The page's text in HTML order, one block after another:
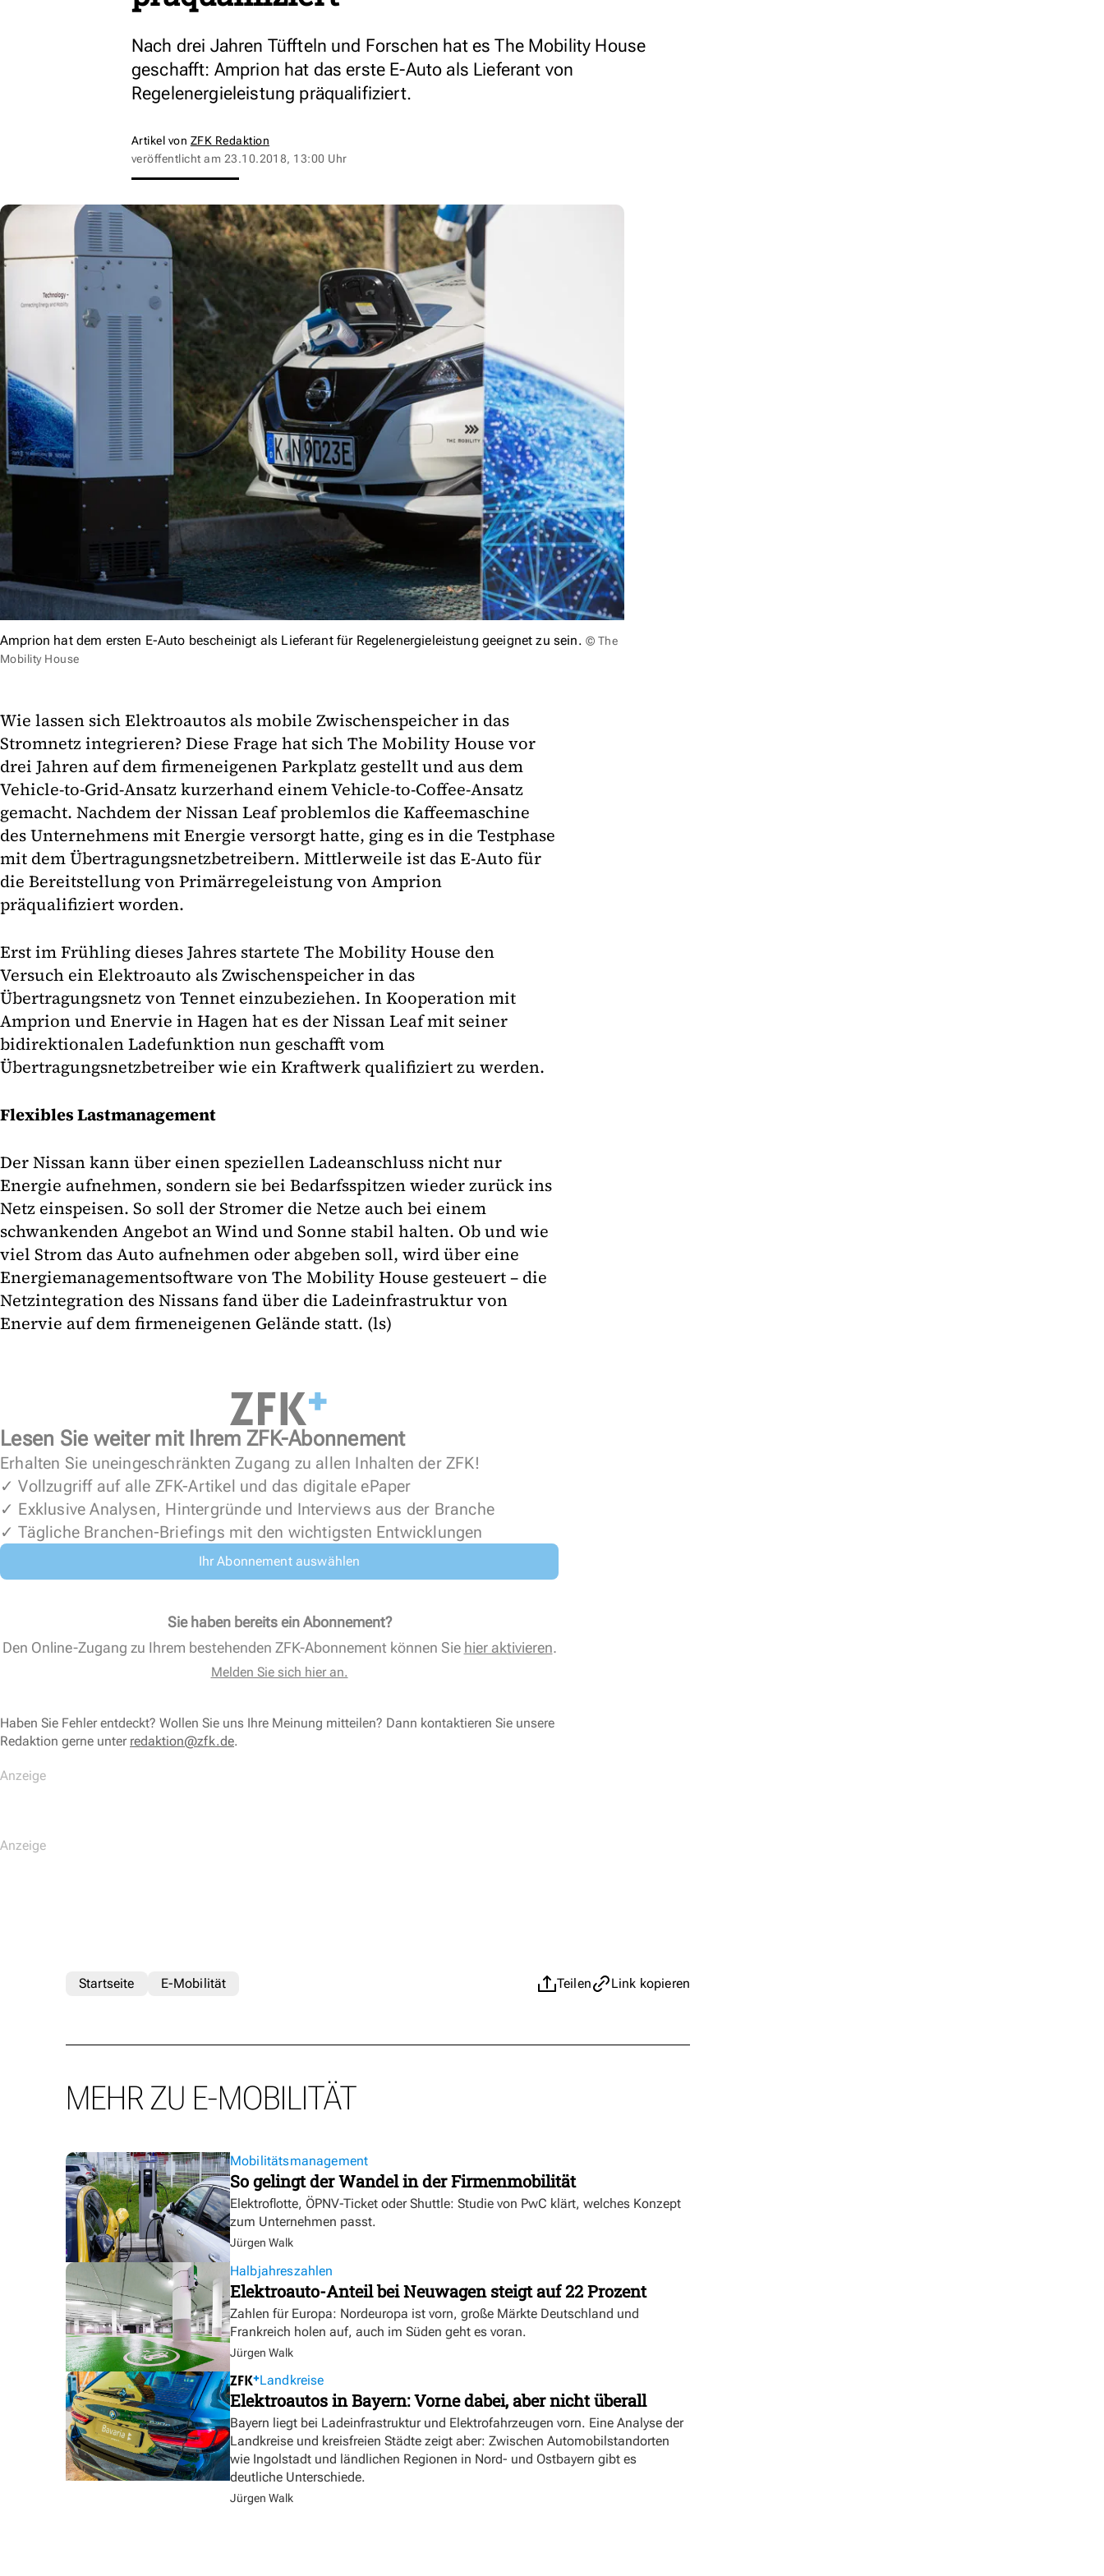
Nach drei Jahren Tüffteln und Forschen hat es The Mobility House
geschafft: Amprion hat das erste E-Auto als Lieferant von
Regelenergieleistung präqualifiziert.
Artikel von ZFK Redaktion
veröffentlicht am 23.10.2018, 13:00 Uhr
Amprion hat dem ersten E-Auto bescheinigt als Lieferant für Regelenergieleistung geeignet zu sein. © The
Mobility House
Wie lassen sich Elektroautos als mobile Zwischenspeicher in das
Stromnetz integrieren? Diese Frage hat sich The Mobility House vor
drei Jahren auf dem firmeneigenen Parkplatz gestellt und aus dem
Vehicle-to-Grid-Ansatz kurzerhand einem Vehicle-to-Coffee-Ansatz
gemacht. Nachdem der Nissan Leaf problemlos die Kaffeemaschine
des Unternehmens mit Energie versorgt hatte, ging es in die Testphase
mit dem Übertragungsnetzbetreibern. Mittlerweile ist das E-Auto für
die Bereitstellung von Primärregeleistung von Amprion
präqualifiziert worden.
Erst im Frühling dieses Jahres startete The Mobility House den
Versuch ein Elektroauto als Zwischenspeicher in das
Übertragungsnetz von Tennet einzubeziehen. In Kooperation mit
Amprion und Enervie in Hagen hat es der Nissan Leaf mit seiner
bidirektionalen Ladefunktion nun geschafft vom
Übertragungsnetzbetreiber wie ein Kraftwerk qualifiziert zu werden.
Flexibles Lastmanagement
Der Nissan kann über einen speziellen Ladeanschluss nicht nur
Energie aufnehmen, sondern sie bei Bedarfsspitzen wieder zurück ins
Netz einspeisen. So soll der Stromer die Netze auch bei einem
schwankenden Angebot an Wind und Sonne stabil halten. Ob und wie
viel Strom das Auto aufnehmen oder abgeben soll, wird über eine
Energiemanagementsoftware von The Mobility House gesteuert – die
Netzintegration des Nissans fand über die Ladeinfrastruktur von
Enervie auf dem firmeneigenen Gelände statt. (ls)
Lesen Sie weiter mit Ihrem ZFK-Abonnement
Erhalten Sie uneingeschränkten Zugang zu allen Inhalten der ZFK!
✓ Vollzugriff auf alle ZFK-Artikel und das digitale ePaper
✓ Exklusive Analysen, Hintergründe und Interviews aus der Branche
✓ Tägliche Branchen-Briefings mit den wichtigsten Entwicklungen
Ihr Abonnement auswählen
Sie haben bereits ein Abonnement?
Den Online-Zugang zu Ihrem bestehenden ZFK-Abonnement können Sie hier aktivieren.
Melden Sie sich hier an.
Haben Sie Fehler entdeckt? Wollen Sie uns Ihre Meinung mitteilen? Dann kontaktieren Sie unsere
Redaktion gerne unter redaktion@zfk.de.
Teilen Link kopieren
Startseite E-Mobilität
MEHR ZU E-MOBILITÄT
Mobilitätsmanagement
So gelingt der Wandel in der Firmenmobilität
Elektroflotte, ÖPNV-Ticket oder Shuttle: Studie von PwC klärt, welches Konzept
zum Unternehmen passt.
Jürgen Walk
Halbjahreszahlen
Elektroauto-Anteil bei Neuwagen steigt auf 22 Prozent
Zahlen für Europa: Nordeuropa ist vorn, große Märkte Deutschland und
Frankreich holen auf, auch im Süden geht es voran.
Jürgen Walk
Landkreise
Elektroautos in Bayern: Vorne dabei, aber nicht überall
Bayern liegt bei Ladeinfrastruktur und Elektrofahrzeugen vorn. Eine Analyse der
Landkreise und kreisfreien Städte zeigt aber: Zwischen Automobilstandorten
wie Ingolstadt und ländlichen Regionen in Nord- und Ostbayern gibt es
deutliche Unterschiede.
Jürgen Walk